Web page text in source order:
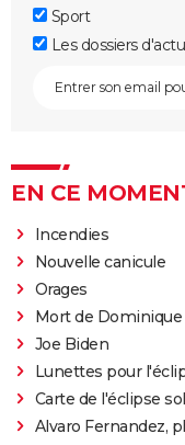
Sport
Les dossiers d'actu
EN CE
Incendies
Nouvelle canicule
Orages
Mort de
Joe Biden
Lunettes pour
Carte de l'éclipse
Alvaro Fernandez,